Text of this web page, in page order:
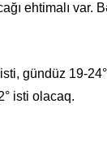
ehtimalı var.
gündüz 19-
isti olacaq.